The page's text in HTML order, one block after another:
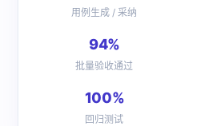
用例生成 / 采纳
94%
批量验收通过
100%
回归测试